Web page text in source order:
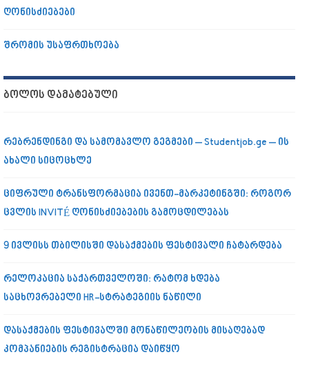
ღონისძიებები
შრომის უსაფრთხოება
ᲑᲝᲚᲝᲡ ᲓᲐᲛᲐᲢᲔᲑᲣᲚᲘ
რებრენდინგი და სამომავლო გეგმები – Studentjob.ge – ის
ახალი სიცოცხლე
ციფრული ტრანსფორმაცია ივენთ-მარკეტინგში: როგორ
ცვლის INVITÉ ღონისძიებების გამოცდილებას
9 ივლისს თბილისში დასაქმების ფესტივალი ჩატარდება
რელოკაცია საქართველოში: რატომ ხდება
საცხოვრებელი HR-სტრატეგიის ნაწილი
დასაქმების ფესტივალში მონაწილეობის მისაღებად
კომპანიების რეგისტრაცია დაიწყო